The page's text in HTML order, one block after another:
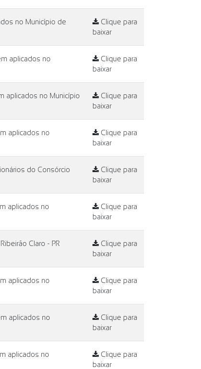
no Município de
Clique para
baixar
aplicados no
Clique para
baixar
aplicados no Município
Clique para
baixar
aplicados no
Clique para
baixar
do Consórcio
Clique para
baixar
aplicados no
Clique para
baixar
Claro - PR
Clique para
baixar
aplicados no
Clique para
baixar
aplicados no
Clique para
baixar
aplicados no
Clique para
baixar